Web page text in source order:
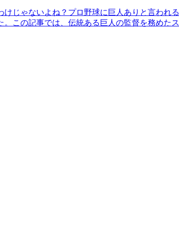
じゃないよね？プロ野球に巨人ありと言われる
この記事では、伝統ある巨人の監督を務めたス